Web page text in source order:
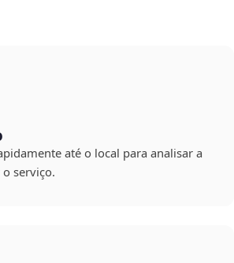
até o local para analisar a
serviço.